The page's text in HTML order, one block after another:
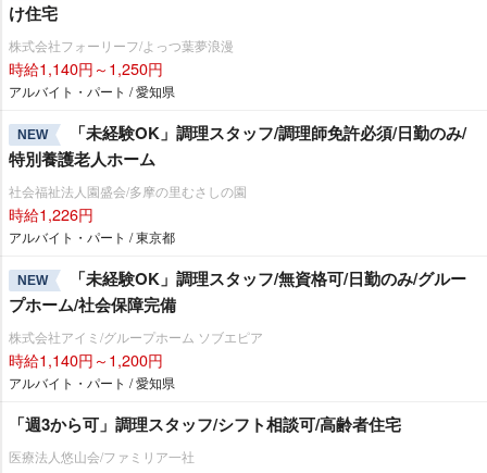
け住宅
株式会社フォーリーフ/よっつ葉夢浪漫
時給1,140円～1,250円
アルバイト・パート / 愛知県
NEW
「未経験OK」調理スタッフ/調理師免許必須/日勤のみ/
特別養護老人ホーム
社会福祉法人園盛会/多摩の里むさしの園
時給1,226円
アルバイト・パート / 東京都
NEW
「未経験OK」調理スタッフ/無資格可/日勤のみ/グルー
プホーム/社会保障完備
株式会社アイミ/グループホーム ソブエピア
時給1,140円～1,200円
アルバイト・パート / 愛知県
「週3から可」調理スタッフ/シフト相談可/高齢者住宅
医療法人悠山会/ファミリア一社